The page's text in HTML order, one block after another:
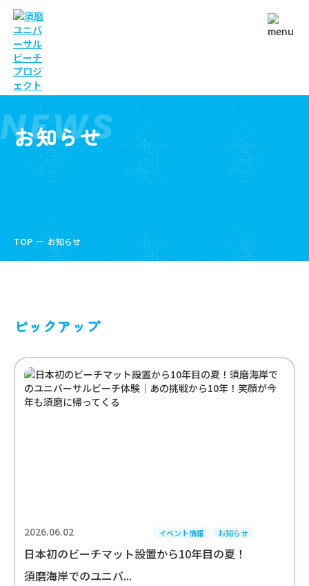
お知らせ
NEWS
TOP お知らせ
ピックアップ
2026.06.02 イベント情報 お知らせ
日本初のビーチマット設置から10年目の夏！
須磨海岸でのユニバ...